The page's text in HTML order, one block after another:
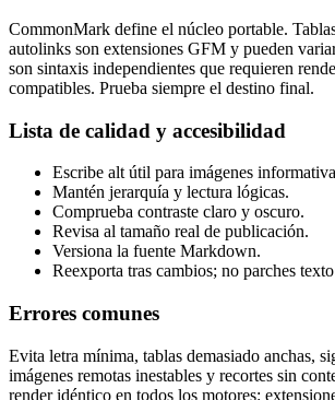
CommonMark define el núcleo portable.
autolinks son extensiones GFM y pueden
son sintaxis independientes que requieren
compatibles. Prueba siempre el destino final.
Lista de calidad y accesibilidad
Escribe alt útil para imágenes
Mantén jerarquía y lectura lógicas.
Comprueba contraste claro y oscuro.
Revisa al tamaño real de publicación.
Versiona la fuente Markdown.
Reexporta tras cambios; no parches
Errores comunes
Evita letra mínima, tablas demasiado anchas,
imágenes remotas inestables y recortes sin
render idéntico en todos los motores: